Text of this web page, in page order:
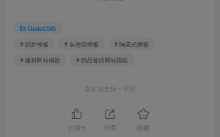
DedeCMS
# 织梦模板
# 自适应模板
# 响应式模板
# 建材网站模板
# 精品瓷砖网站模板
喜欢就支持一下吧
点赞 5 分享 收藏